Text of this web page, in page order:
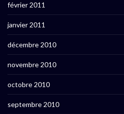
février 2011
janvier 2011
décembre 2010
novembre 2010
octobre 2010
septembre 2010